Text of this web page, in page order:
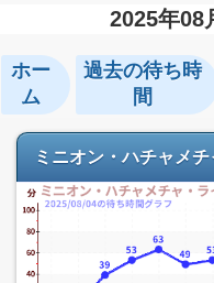
2025年08
ホー
ム
過去の待ち時
間
ミニオン・ハチャメ